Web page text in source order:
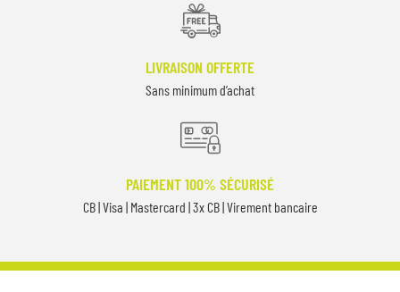
LIVRAISON OFFERTE
Sans minimum d’achat
PAIEMENT 100% SÉCURISÉ
CB | Visa | Mastercard | 3x CB | Virement bancaire